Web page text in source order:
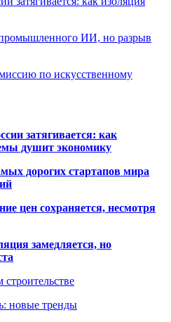
ИИ, но разрыв
по искусственному
затягивается: как
душит экономику
дорогих стартапов мира
цен сохраняется, несмотря
замедляется, но
новые тренды